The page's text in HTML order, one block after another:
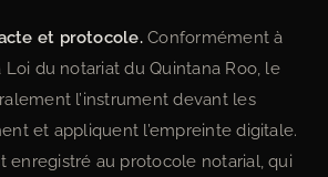
et protocole.Conformément à
Loi du notariat du Quintana Roo, le
l’instrument devant les
et appliquent l’empreinte digitale.
enregistré au protocole notarial, qui